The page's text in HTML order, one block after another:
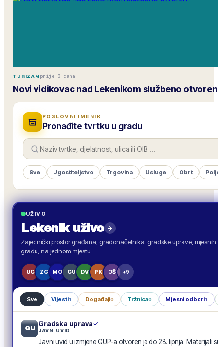
TURIZAMprije 3 dana
Novi vidikovac nad Lekenikom službeno otvoren
POSLOVNI IMENIK
Pronađite tvrtku u gradu
Sve Ugostiteljstvo Trgovina Usluge Obrt
UŽIVO
Lekenikuživo
Zajednički prostor građana, gradonačelnika, gradske uprave,
gradu, na jednom mjestu.
UG ZG MO GU DV PK OŠ +9
Sve Vijesti1 Događaji0 Tržnica0 Mjesni odbori1
GU
Gradska uprava
JAVNI UVID
Javni uvid u izmjene GUP-a otvoren je do 28. lipnja. Materijali